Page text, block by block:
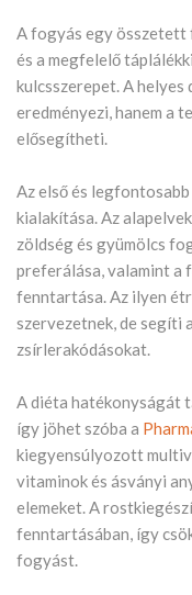
A fogyás egy összetett
és a megfelelő
kulcsszerepet. A helyes
eredményezi, hanem a
elősegítheti.
Az első és
kialakítása. Az
zöldség és gyümölcs
preferálása, valamint a
fenntartása. Az ilyen
szervezetnek, de segíti
zsírlerakódásokat.
A diéta hatékonyságát
így jöhet szóba a
kiegyensúlyozott
vitaminok és ásványi
elemeket. A
fenntartásában, így
fogyást.